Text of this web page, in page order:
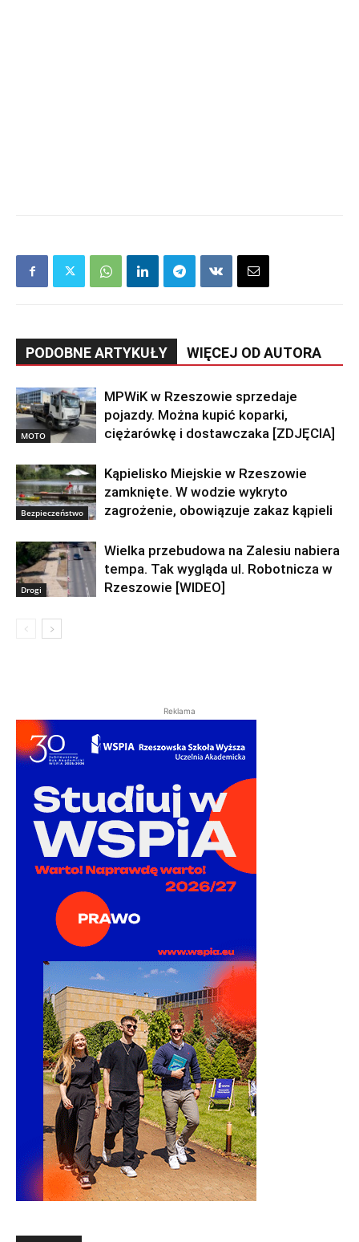
PODOBNE ARTYKUŁY WIĘCEJ OD AUTORA
MOTO
MPWiK w Rzeszowie sprzedaje
pojazdy. Można kupić koparki,
ciężarówkę i dostawczaka [ZDJĘCIA]
Bezpieczeństwo
Kąpielisko Miejskie w Rzeszowie
zamknięte. W wodzie wykryto
zagrożenie, obowiązuje zakaz kąpieli
Drogi
Wielka przebudowa na Zalesiu nabiera
tempa. Tak wygląda ul. Robotnicza w
Rzeszowie [WIDEO]
Reklama